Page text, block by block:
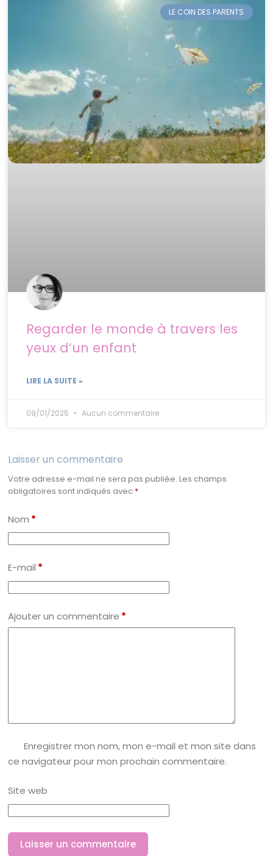
LE COIN DES PARENTS
Regarder le monde à travers les
yeux d’un enfant
LIRE LA SUITE »
09/01/2025 Aucun commentaire
Laisser un commentaire
Votre adresse e-mail ne sera pas publiée. Les champs
obligatoires sont indiqués avec *
Nom *
E-mail *
Ajouter un commentaire *
Enregistrer mon nom, mon e-mail et mon site dans
ce navigateur pour mon prochain commentaire.
Site web
Laisser un commentaire